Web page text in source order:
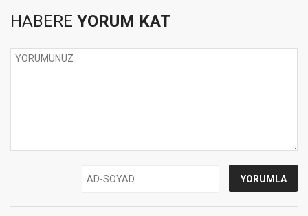
HABERE YORUM KAT